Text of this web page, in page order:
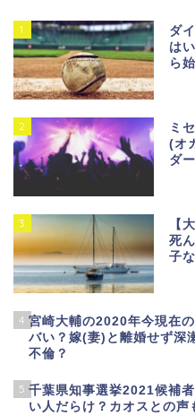
1
ダ
は
ら
2
ミ
(オ
ダ
3
【
死
子
4 宮崎大輔の2020年今現在
バい？嫁(妻)と離婚せず深
不倫？
5 千葉県知事選挙2021候補
い人だらけ？カオスとの声